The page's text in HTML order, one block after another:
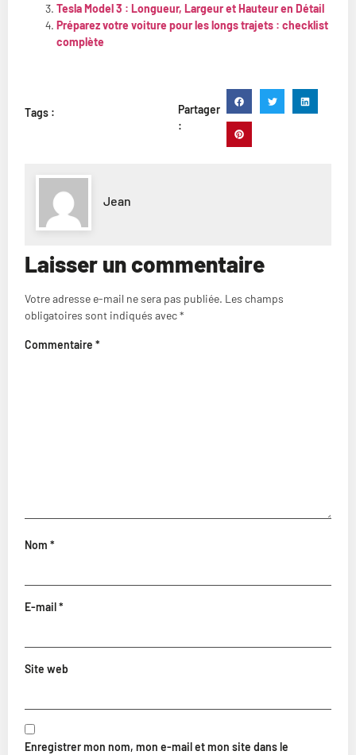
Tesla Model 3 : Longueur, Largeur et Hauteur en Détail
Préparez votre voiture pour les longs trajets : checklist
complète
Tags :
Partager
:
Jean
Laisser un commentaire
Votre adresse e-mail ne sera pas publiée. Les champs
obligatoires sont indiqués avec*
Commentaire *
Nom *
E-mail*
Site web
Enregistrer mon nom, mon e-mail et mon site dans le